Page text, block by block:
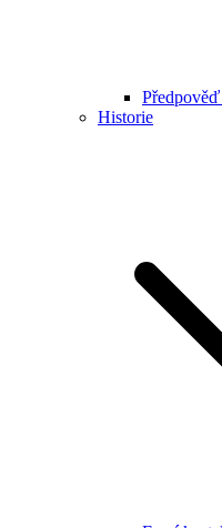
Historie